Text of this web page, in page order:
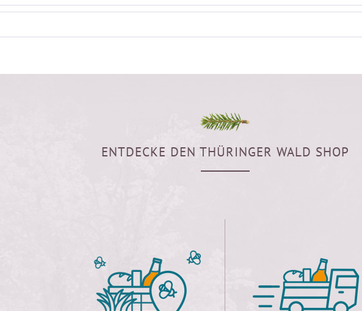
ENTDECKE DEN THÜRINGER WALD SHOP